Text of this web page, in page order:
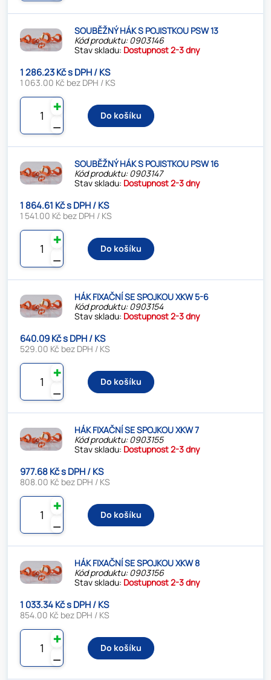
SOUBĚŽNÝ HÁK S POJISTKOU PSW 13
Kód produktu: 0903146
Stav skladu: Dostupnost 2-3 dny
1 286.23 Kč s DPH / KS
1 063.00 Kč bez DPH / KS
⚊
✚
Do košíku
SOUBĚŽNÝ HÁK S POJISTKOU PSW 16
Kód produktu: 0903147
Stav skladu: Dostupnost 2-3 dny
1 864.61 Kč s DPH / KS
1 541.00 Kč bez DPH / KS
⚊
✚
Do košíku
HÁK FIXAČNÍ SE SPOJKOU XKW 5-6
Kód produktu: 0903154
Stav skladu: Dostupnost 2-3 dny
640.09 Kč s DPH / KS
529.00 Kč bez DPH / KS
⚊
✚
Do košíku
HÁK FIXAČNÍ SE SPOJKOU XKW 7
Kód produktu: 0903155
Stav skladu: Dostupnost 2-3 dny
977.68 Kč s DPH / KS
808.00 Kč bez DPH / KS
⚊
✚
Do košíku
HÁK FIXAČNÍ SE SPOJKOU XKW 8
Kód produktu: 0903156
Stav skladu: Dostupnost 2-3 dny
1 033.34 Kč s DPH / KS
854.00 Kč bez DPH / KS
⚊
✚
Do košíku